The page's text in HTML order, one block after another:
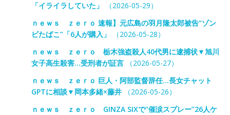
「イライラしていた」
（2026-05-29）
ｎｅｗｓ ｚｅｒｏ 速報】元広島の羽月隆太郎被告“ゾン
ビたばこ”「6人が購入」
（2026-05-28）
ｎｅｗｓ ｚｅｒｏ 栃木強盗殺人40代男に逮捕状▼旭川
女子高生殺害…受刑者が証言（2026-05-27）
ｎｅｗｓ ｚｅｒｏ 巨人・阿部監督辞任…長女チャット
GPTに相談▼岡本多緒×藤井（2026-05-26）
ｎｅｗｓ ｚｅｒｏ GINZA SIXで“催涙スプレー”26人ケ